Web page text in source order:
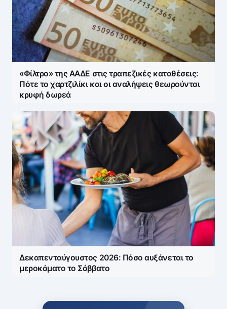
«Φίλτρο» της ΑΑΔΕ στις τραπεζικές καταθέσεις:
Πότε το χαρτζιλίκι και οι αναλήψεις θεωρούνται
κρυφή δωρεά
Δεκαπενταύγουστος 2026: Πόσο αυξάνεται το
μεροκάματο το Σάββατο